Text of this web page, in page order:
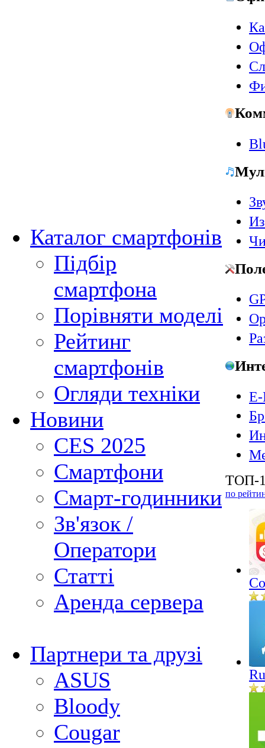
Каталог смартфонів
Підбір
смартфона
Порівняти моделі
Рейтинг
смартфонів
Огляди техніки
Новини
CES 2025
Смартфони
Смарт-годинники
Зв'язок /
Оператори
Статті
Аренда сервера
Партнери та друзі
ASUS
Bloody
Cougar
ТОП-
по